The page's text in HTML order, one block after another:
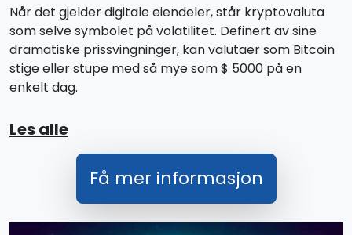
Når det gjelder digitale eiendeler, står kryptovaluta
som selve symbolet på volatilitet. Definert av sine
dramatiske prissvingninger, kan valutaer som Bitcoin
stige eller stupe med så mye som $ 5000 på en
enkelt dag.
Les alle
Få mer informasjon